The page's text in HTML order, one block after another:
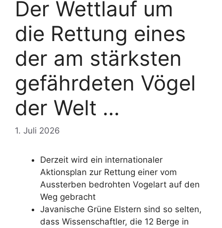
Der Wettlauf um
die Rettung eines
der am stärksten
gefährdeten Vögel
der Welt …
1. Juli 2026
Derzeit wird ein internationaler
Aktionsplan zur Rettung einer vom
Aussterben bedrohten Vogelart auf den
Weg gebracht
Javanische Grüne Elstern sind so selten,
dass Wissenschaftler, die 12 Berge in